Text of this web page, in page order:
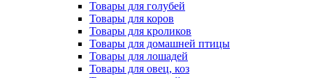
Товары для голубей
Товары для коров
Товары для кроликов
Товары для домашней птицы
Товары для лошадей
Товары для овец, коз